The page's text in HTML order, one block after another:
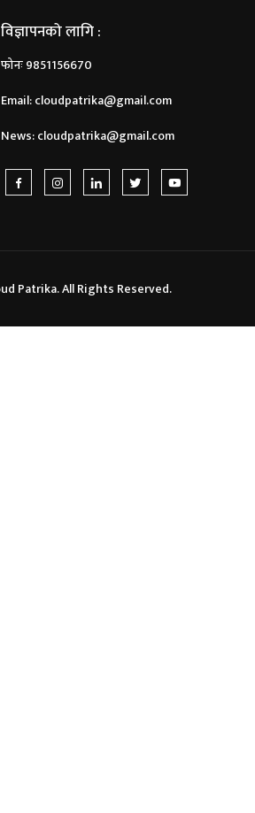
विज्ञापनको लागि :
फोनः 9851156670
Email:cloudpatrika@gmail.com
News:cloudpatrika@gmail.com
Patrika. All Rights Reserved.